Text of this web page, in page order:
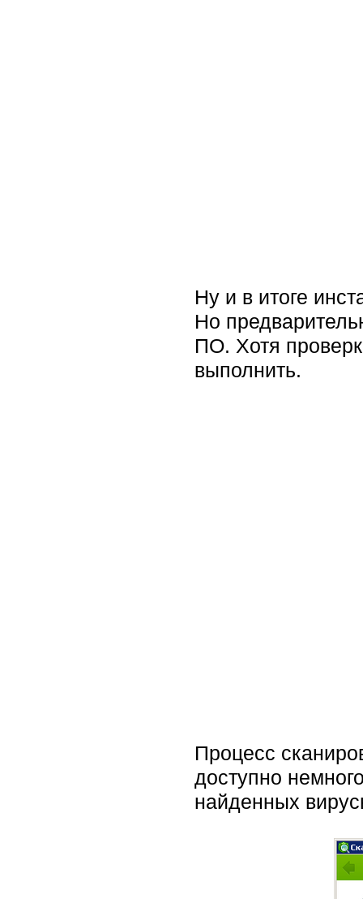
Ну и в итоге
Но
ПО. Хотя
выполнить.
Процесс
доступно
найденных